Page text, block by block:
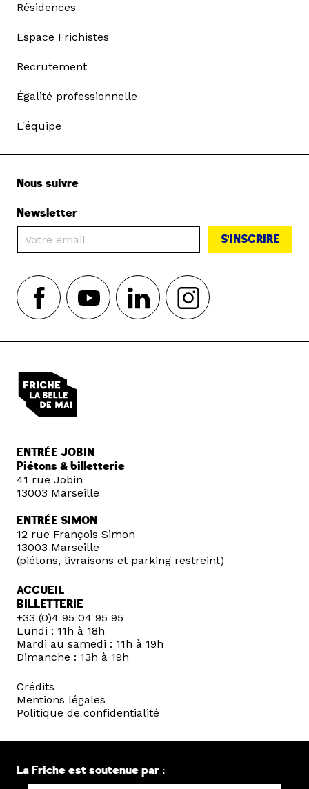
Résidences
Espace Frichistes
Recrutement
Égalité professionnelle
L'équipe
Nous suivre
Newsletter
S'INSCRIRE
ENTRÉE JOBIN
Piétons & billetterie
41 rue Jobin
13003 Marseille
ENTRÉE SIMON
12 rue François Simon
13003 Marseille
(piétons, livraisons et parking restreint)
ACCUEIL
BILLETTERIE
+33 (0)4 95 04 95 95
Lundi : 11h à 18h
Mardi au samedi : 11h à 19h
Dimanche : 13h à 19h
Crédits
Mentions légales
Politique de confidentialité
La Friche est soutenue par :